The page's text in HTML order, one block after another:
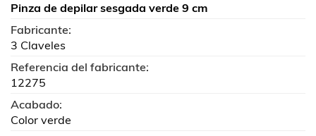
Pinza de depilar sesgada verde 9 cm
Fabricante:
3 Claveles
Referencia del fabricante:
12275
Acabado:
Color verde